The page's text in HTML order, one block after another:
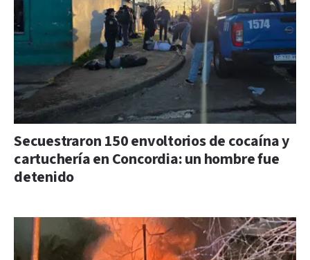
Secuestraron 150 envoltorios de cocaína y
cartuchería en Concordia: un hombre fue
detenido